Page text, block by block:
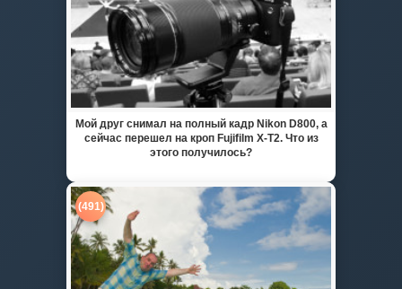
Мой друг снимал на полный кадр Nikon D800, а
сейчас перешел на кроп Fujifilm X-T2. Что из
этого получилось?
(491)